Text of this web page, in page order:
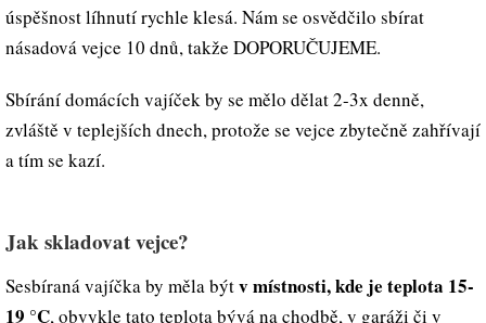
úspěšnost líhnutí rychle klesá. Nám se osvědčilo sbírat
násadová vejce 10 dnů, takže DOPORUČUJEME.
Sbírání domácích vajíček by se mělo dělat 2-3x denně,
zvláště v teplejších dnech, protože se vejce zbytečně zahřívají
a tím se kazí.
Jak skladovatvejce?
Sesbíraná vajíčka by měla býtv místnosti, kde je teplota 15-
19 °C, obvykle tato teplota bývá na chodbě, v garáži či v